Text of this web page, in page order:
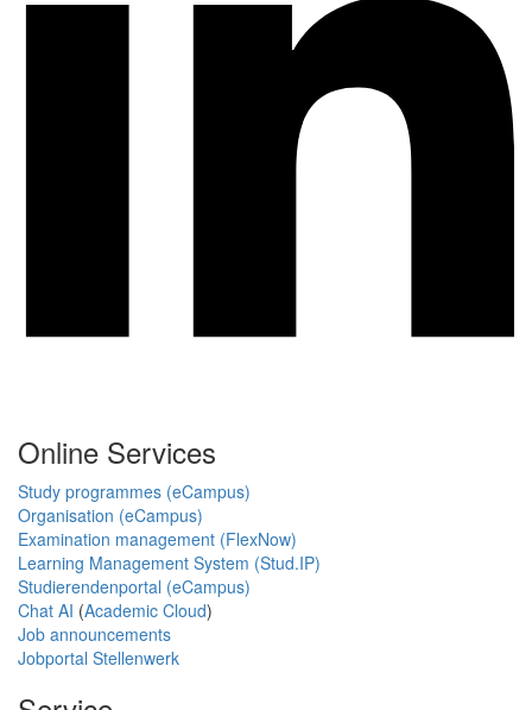
Online Services
Study programmes (eCampus)
Organisation (eCampus)
Examination management (FlexNow)
Learning Management System (Stud.IP)
Studierendenportal (eCampus)
Chat AI (Academic Cloud)
Job announcements
Jobportal Stellenwerk